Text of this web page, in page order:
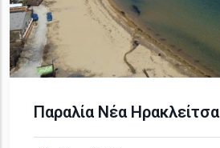
Παραλία Νέα Ηρακλείτσα